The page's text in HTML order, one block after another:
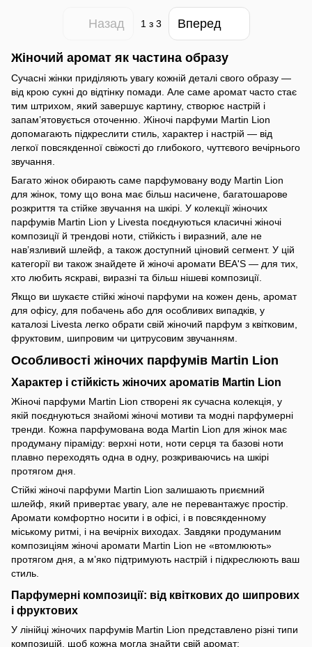
Назад 1 з 3 Вперед
Жіночий аромат як частина образу
Сучасні жінки приділяють увагу кожній деталі свого образу —
від крою сукні до відтінку помади. Але саме аромат часто стає
тим штрихом, який завершує картину, створює настрій і
запам’ятовується оточенню. Жіночі парфуми Martin Lion
допомагають підкреслити стиль, характер і настрій — від
легкої повсякденної свіжості до глибокого, чуттєвого вечірнього
звучання.
Багато жінок обирають саме парфумовану воду Martin Lion
для жінок, тому що вона має більш насичене, багатошарове
розкриття та стійке звучання на шкірі. У колекції жіночих
парфумів Martin Lion у Livesta поєднуються класичні жіночі
композиції й трендові ноти, стійкість і виразний, але не
нав’язливий шлейф, а також доступний ціновий сегмент. У цій
категорії ви також знайдете й жіночі аромати BEA'S — для тих,
хто любить яскраві, виразні та більш нішеві композиції.
Якщо ви шукаєте стійкі жіночі парфуми на кожен день, аромат
для офісу, для побачень або для особливих випадків, у
каталозі Livesta легко обрати свій жіночий парфум з квітковим,
фруктовим, шипровим чи цитрусовим звучанням.
Особливості жіночих парфумів Martin Lion
Характер і стійкість жіночих ароматів Martin Lion
Жіночі парфуми Martin Lion створені як сучасна колекція, у
якій поєднуються знайомі жіночі мотиви та модні парфумерні
тренди. Кожна парфумована вода Martin Lion для жінок має
продуману піраміду: верхні ноти, ноти серця та базові ноти
плавно переходять одна в одну, розкриваючись на шкірі
протягом дня.
Стійкі жіночі парфуми Martin Lion залишають приємний
шлейф, який привертає увагу, але не перевантажує простір.
Аромати комфортно носити і в офісі, і в повсякденному
міському ритмі, і на вечірніх виходах. Завдяки продуманим
композиціям жіночі аромати Martin Lion не «втомлюють»
протягом дня, а м’яко підтримують настрій і підкреслюють ваш
стиль.
Парфумерні композиції: від квіткових до шипрових
і фруктових
У лінійці жіночих парфумів Martin Lion представлено різні типи
композицій, щоб кожна могла знайти свій аромат: